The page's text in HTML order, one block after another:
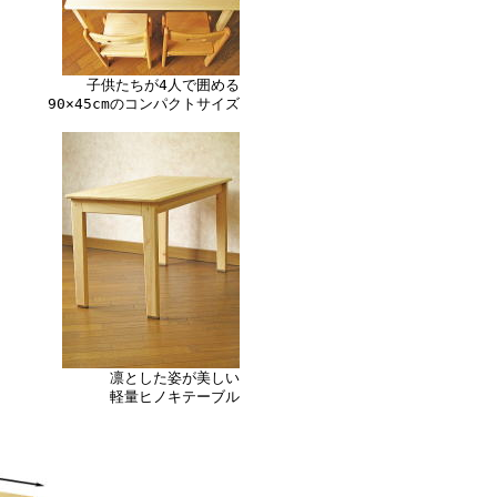
子供たちが4人で囲める
90×45cmのコンパクトサイズ
凛とした姿が美しい
軽量ヒノキテーブル